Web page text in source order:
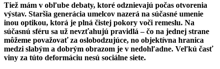
Tiež mám v obľube debaty, ktoré odznievajú počas otvorenia
výstav. Staršia generácia umelcov nazerá na súčasné umenie
inou optikou, ktorá je plná čistej pokory voči remeslu. Na
súčasnú sféru sa už nevzťahujú pravidlá – čo na jednej strane
môžeme považovať za oslobodzujúce, no objektívna hranica
medzi slabým a dobrým obrazom je v nedohľadne. Veľkú časť
viny za túto deformáciu nesú sociálne siete.